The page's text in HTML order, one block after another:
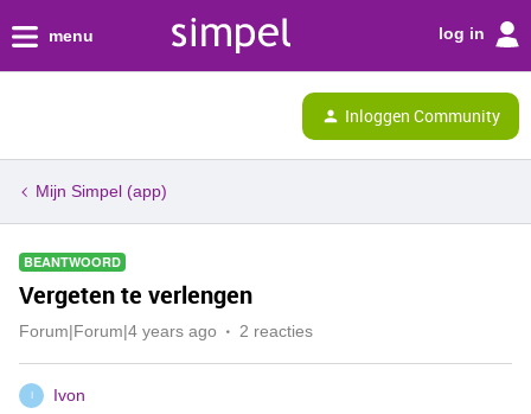
menu log in
Inloggen Community
Mijn Simpel (app)
BEANTWOORD
Vergeten te verlengen
Forum|Forum|4 years ago 2 reacties
I Ivon